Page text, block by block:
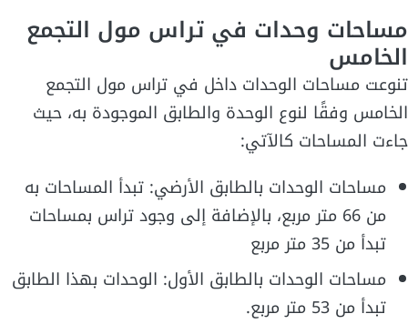
مساحات وحدات في تراس مول التجمع
الخامس
تنوعت مساحات الوحدات داخل في تراس مول التجمع
الخامس وفقًا لنوع الوحدة والطابق الموجودة به، حيث
جاءت المساحات كالآتي:
مساحات الوحدات بالطابق الأرضي: تبدأ المساحات به
من 66 متر مربع، بالإضافة إلى وجود تراس بمساحات
تبدأ من 35 متر مربع
مساحات الوحدات بالطابق الأول: الوحدات بهذا الطابق
تبدأ من 53 متر مربع.